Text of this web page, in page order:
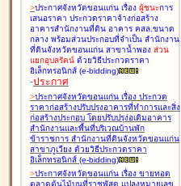
>ประกาศจังหวัดขอนแก่น เรื่อง ผู้ชนะการ
เสนอราคา ประกวดราคาจ้างก่อสร้าง
อาคารสำนักงานที่ดิน อาคาร คสล.ขนาด
กลาง พร้อมส่วนประกอบที่จำเป็น สำนักงาน
ที่ดินจังหวัดขอนแก่น สาขาน้ำพอง ส่วน
แยกอุบลรัตน์ ด้วยวิธีประกวดราคา
อิเล็กทรอนิกส์ (e-bidding)
-ประกาศ
>ประกาศจังหวัดขอนแก่น เรื่อง ประกวด
ราคาก่อสร้างปรับปรุงอาคารที่ทำการและสิ่ง
ก่อสร้างประกอบ โดยปรับปรุง่อเติมอาคาร
สำนักงานและพื้นที่บริเวณบ้านพัก
ข้าราชการ สำนักงานที่ดินจังหวัดขอนแก่น
สาขาภูเวียง ด้วยวิธีประกวดราคา
อิเล็กทรอนิกส์ (e-bidding)
>ประกาศจังหวัดขอนแก่น เรื่อง ขายทอด